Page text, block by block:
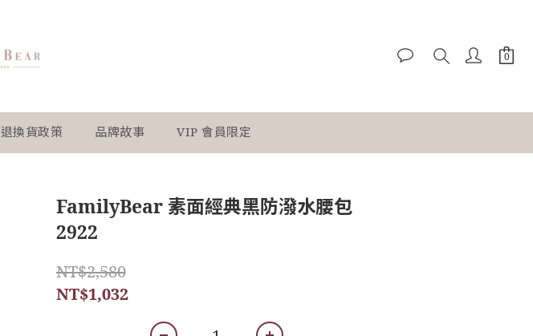
退換貨政策 品牌故事 VIP 會員限定
FamilyBear 素面經典黑防潑水腰包
2922
NT$2,580
NT$1,032